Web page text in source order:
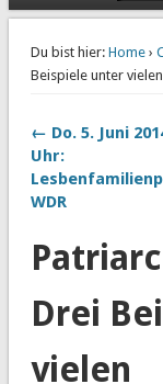
Du bist hier: Home›
Beispiele unter vielen
← Do. 5. Juni
Uhr:
WDR
Drei
vielen